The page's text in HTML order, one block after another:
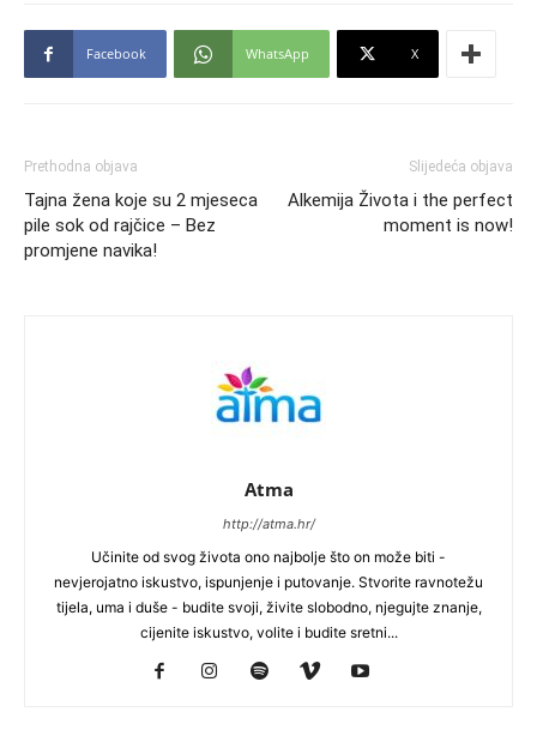
Facebook WhatsApp X
Prethodna objava
Tajna žena koje su 2 mjeseca
pile sok od rajčice – Bez
promjene navika!
Slijedeća objava
Alkemija Života i the perfect
moment is now!
Atma
http://atma.hr/
Učinite od svog života ono najbolje što on može biti -
nevjerojatno iskustvo, ispunjenje i putovanje. Stvorite ravnotežu
tijela, uma i duše - budite svoji, živite slobodno, njegujte znanje,
cijenite iskustvo, volite i budite sretni...